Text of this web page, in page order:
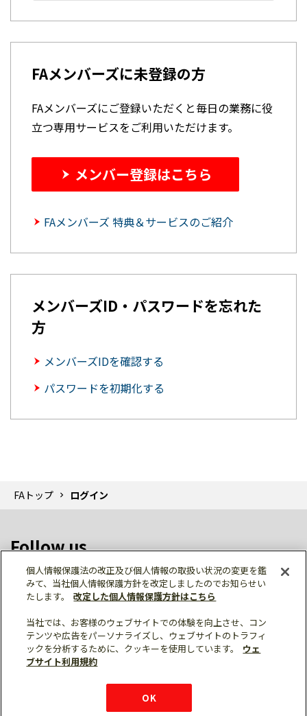
FAメンバーズに未登録の方
FAメンバーズにご登録いただくと毎日の業務に役
立つ専用サービスをご利用いただけます。
メンバー登録はこちら
FAメンバーズ 特典＆サービスのご紹介
メンバーズID・パスワードを忘れた
方
メンバーズIDを確認する
パスワードを初期化する
FAトップ ログイン
Follow us
個人情報保護 利用規約
ご利用にあたって
サイトマップ
三菱電機トップ
個人情報保護法の改正及び個人情報の取扱い状況の変更を鑑
みて、当社個人情報保護方針を改定しましたのでお知らせい
たします。
改定した個人情報保護方針はこちら
当社では、お客様のウェブサイトでの体験を向上させ、コン
テンツや広告をパーソナライズし、ウェブサイトのトラフィ
ックを分析するために、クッキーを使用しています。
ウェ
ブサイト利用規約
OK
チャットサービス